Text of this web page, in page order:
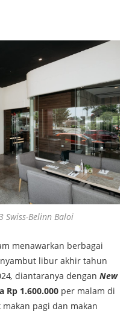
Swiss-Belinn Baloi
menawarkan berbagai
libur akhir tahun
, diantaranya dengan New
Rp 1.600.000 per malam di
makan pagi dan makan